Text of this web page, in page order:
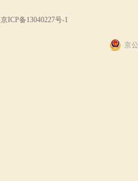
京ICP备13040227号-1
京